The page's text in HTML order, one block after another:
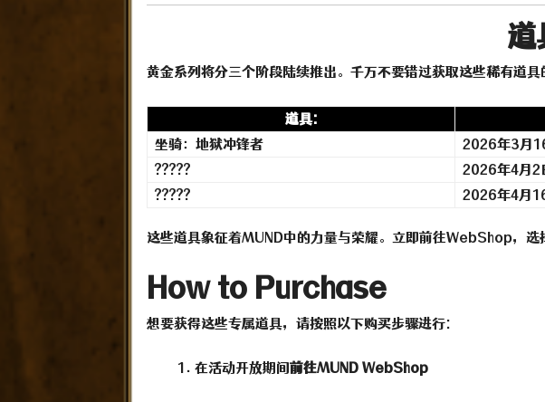
道
黄金系列将分三个阶段陆续推出。千万不要错过获取这些稀有道具
道具:
坐骑：地狱冲锋者
2026年3月
?????
2026年4月2
?????
2026年4月
这些道具象征着MUND中的力量与荣耀。立即前往WebShop，选
How to Purchase
想要获得这些专属道具，请按照以下购买步骤进行:
在活动开放期间前往MUND WebShop